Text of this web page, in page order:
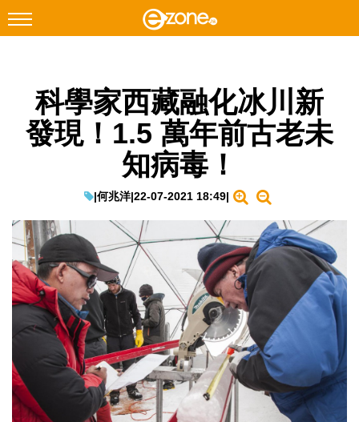
Facebook Instagram
科技焦點
教學評測
EduTech
IT Times
生成式AI與雲端應用
Enterprise Digital Transformation
特集
科學家西藏融化冰川新
發現！1.5 萬年前古老未
知病毒！
|何兆洋|22-07-2021 18:49|